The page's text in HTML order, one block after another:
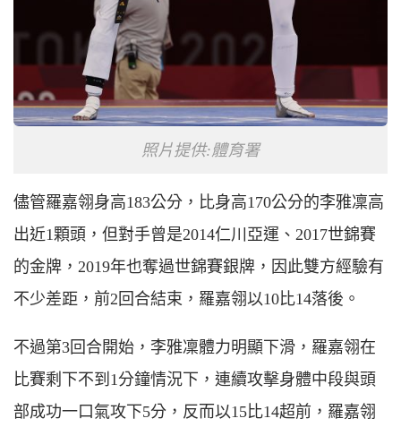
照片提供:體育署
儘管羅嘉翎身高183公分，比身高170公分的李雅凜高
出近1顆頭，但對手曾是2014仁川亞運、2017世錦賽
的金牌，2019年也奪過世錦賽銀牌，因此雙方經驗有
不少差距，前2回合結束，羅嘉翎以10比14落後。
不過第3回合開始，李雅凜體力明顯下滑，羅嘉翎在
比賽剩下不到1分鐘情況下，連續攻擊身體中段與頭
部成功一口氣攻下5分，反而以15比14超前，羅嘉翎